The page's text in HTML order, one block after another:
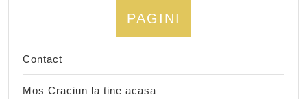
PAGINI
Contact
Mos Craciun la tine acasa